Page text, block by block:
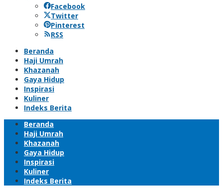
Facebook
Twitter
Pinterest
RSS
Beranda
Haji Umrah
Khazanah
Gaya Hidup
Inspirasi
Kuliner
Indeks Berita
Beranda
Haji Umrah
Khazanah
Gaya Hidup
Inspirasi
Kuliner
Indeks Berita